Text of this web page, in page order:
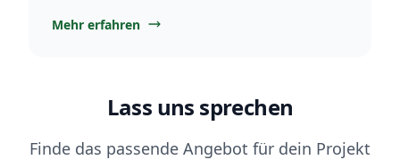
Mehr erfahren
Lass uns sprechen
Finde das passende Angebot für dein Projekt